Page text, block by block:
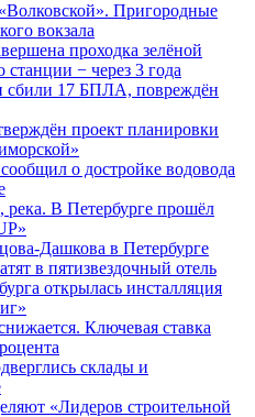
Пригородные
вокзала
проходка зелёной
− через 3 года
сбили 17 БПЛА, повреждён
проект планировки
о достройке водовода
река. В Петербурге прошёл
Дашкова в Петербурге
в пятизвездочный отель
открылась инсталляция
Ключевая ставка
склады и
«Лидеров строительной